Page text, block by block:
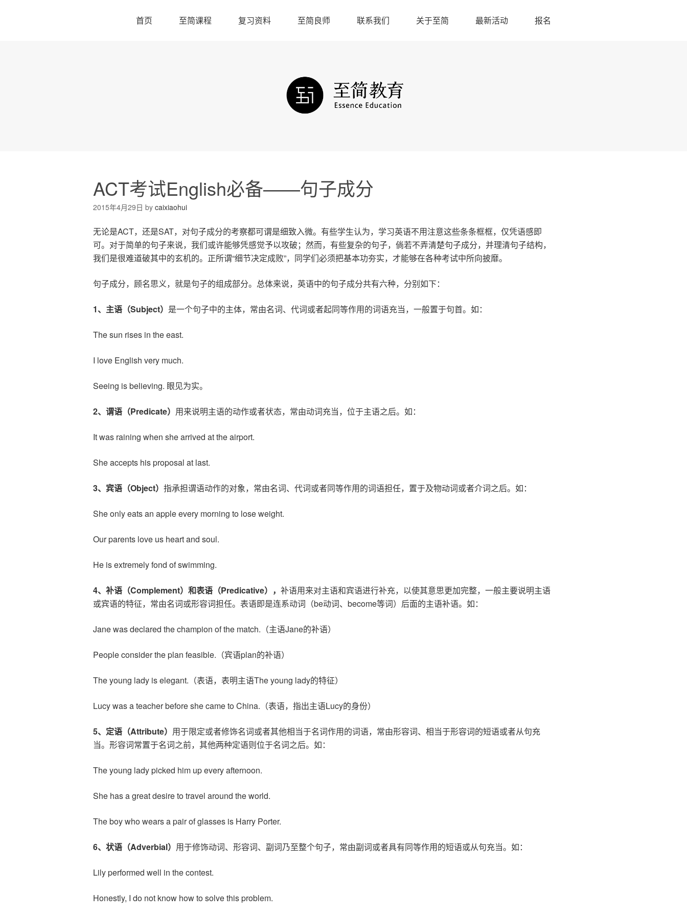
首页 至简课程 复习资料 至简良师 联系我们 关于至简 最新活动 报名
ACT考试English必备——句子成分
2015年4月29日 by caixiaohui
无论是ACT，还是SAT，对句子成分的考察都可谓是细致入微。有些学生认为，学习英语不用注意这些条条框框，仅凭语感即
可。对于简单的句子来说，我们或许能够凭感觉予以攻破；然而，有些复杂的句子，倘若不弄清楚句子成分，并理清句子结构，
我们是很难道破其中的玄机的。正所谓“细节决定成败”，同学们必须把基本功夯实，才能够在各种考试中所向披靡。
句子成分，顾名思义，就是句子的组成部分。总体来说，英语中的句子成分共有六种，分别如下：
1、主语（Subject） 是一个句子中的主体，常由名词、代词或者起同等作用的词语充当，一般置于句首。如：
The sun rises in the east.
I love English very much.
Seeing is believing. 眼见为实。
2、谓语（Predicate） 用来说明主语的动作或者状态，常由动词充当，位于主语之后。如：
It was raining when she arrived at the airport.
She accepts his proposal at last.
3、宾语（Object） 指承担谓语动作的对象，常由名词、代词或者同等作用的词语担任，置于及物动词或者介词之后。如：
She only eats an apple every morning to lose weight.
Our parents love us heart and soul.
He is extremely fond of swimming.
4、补语（Complement）和表语（Predicative）， 补语用来对主语和宾语进行补充，以使其意思更加完整，一般主要说明主语
或宾语的特征，常由名词或形容词担任。表语即是连系动词（be动词、become等词）后面的主语补语。如：
Jane was declared the champion of the match.（主语Jane的补语）
People consider the plan feasible.（宾语plan的补语）
The young lady is elegant.（表语，表明主语The young lady的特征）
Lucy was a teacher before she came to China.（表语，指出主语Lucy的身份）
5、定语（Attribute） 用于限定或者修饰名词或者其他相当于名词作用的词语，常由形容词、相当于形容词的短语或者从句充
当。形容词常置于名词之前，其他两种定语则位于名词之后。如：
The young lady picked him up every afternoon.
She has a great desire to travel around the world.
The boy who wears a pair of glasses is Harry Porter.
6、状语（Adverbial） 用于修饰动词、形容词、副词乃至整个句子，常由副词或者具有同等作用的短语或从句充当。如：
Lily performed well in the contest.
Honestly, I do not know how to solve this problem.